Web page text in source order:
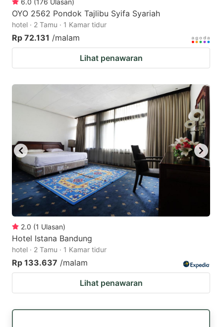
6.0 (176 Ulasan)
OYO 2562 Pondok Tajlibu Syifa Syariah
hotel · 2 Tamu · 1 Kamar tidur
Rp 72.131 /malam
Lihat penawaran
2.0 (1 Ulasan)
Hotel Istana Bandung
hotel · 2 Tamu · 1 Kamar tidur
Rp 133.637 /malam
Lihat penawaran